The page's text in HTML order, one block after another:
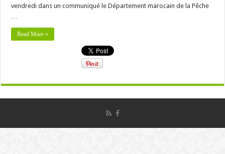
vendredi dans un communiqué le Département marocain de la Pêche
…
Read More »